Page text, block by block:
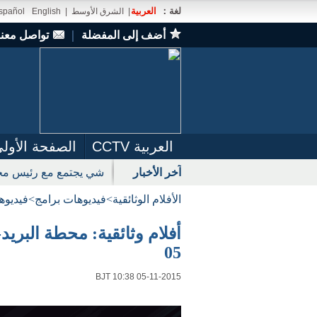
لغة： العربية الشرق الأوسط English
أضف إلى المفضلة تواصل
العربية CCTV الصفحة
آخر الأخبار شي يجتمع مع رئيس
الأفلام الوثائقية>فيديوهات برامج>
05
BJT 10:38 05-11-2015